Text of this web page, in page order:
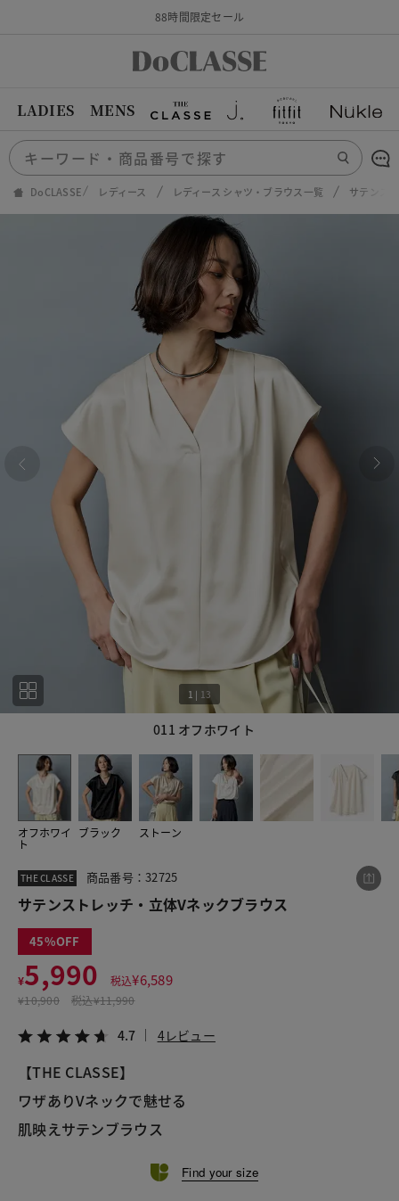
88時間限定セール
LADIES MENS
DoCLASSE レディース レディース シャツ・ブラウス一覧 サテンス
011 オフホワイト
1 | 13
オフホワイ
ト
ブラック ストーン
THE CLASSE 商品番号：32725
サテンストレッチ・立体Vネックブラウス
45
¥5,990 税込¥6,589
¥10,900 税込¥11,990
4.7 4レビュー
【THE CLASSE】
ワザありVネックで魅せる
肌映えサテンブラウス
Find your size
この商品をシェアする
サテンストレッチ・立体Vネックブラウス